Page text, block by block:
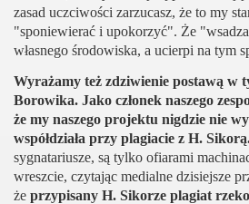
zasad uczciwości zarzucasz, że to my
"sponiewierać i upokorzyć". Że
własnego środowiska, a ucierpi na tym
Wyrażamy też zdziwienie postawą w
Borowika. Jako członek naszego
że my naszego projektu nigdzie nie
współdziała przy plagiacie z H.
sygnatariusze, są tylko ofiarami
wreszcie, czytając medialne dzisiejsze
że przypisany H. Sikorze plagiat